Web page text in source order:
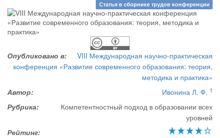
Статья в сборнике трудов конференции
Опубликовано в:
VIII Международная научно-практическая
конференция «Развитие современного образования: теория,
методика и практика»
Автор:
Ивонина Л. Ф. 1
Рубрика:
Компетентностный подход в образовании всех
уровней
Рейтинг: